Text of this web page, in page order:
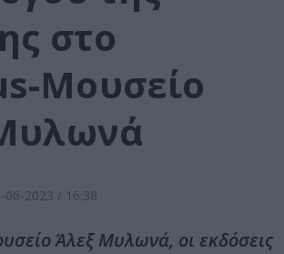
στο
Μουσείο
06-2023 / 16:38
Άλεξ Μυλωνά, οι εκδόσεις